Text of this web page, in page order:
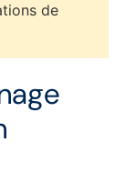
de